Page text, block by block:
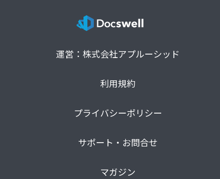
運営：株式会社アプルーシッド
利用規約
プライバシーポリシー
サポート・お問合せ
マガジン